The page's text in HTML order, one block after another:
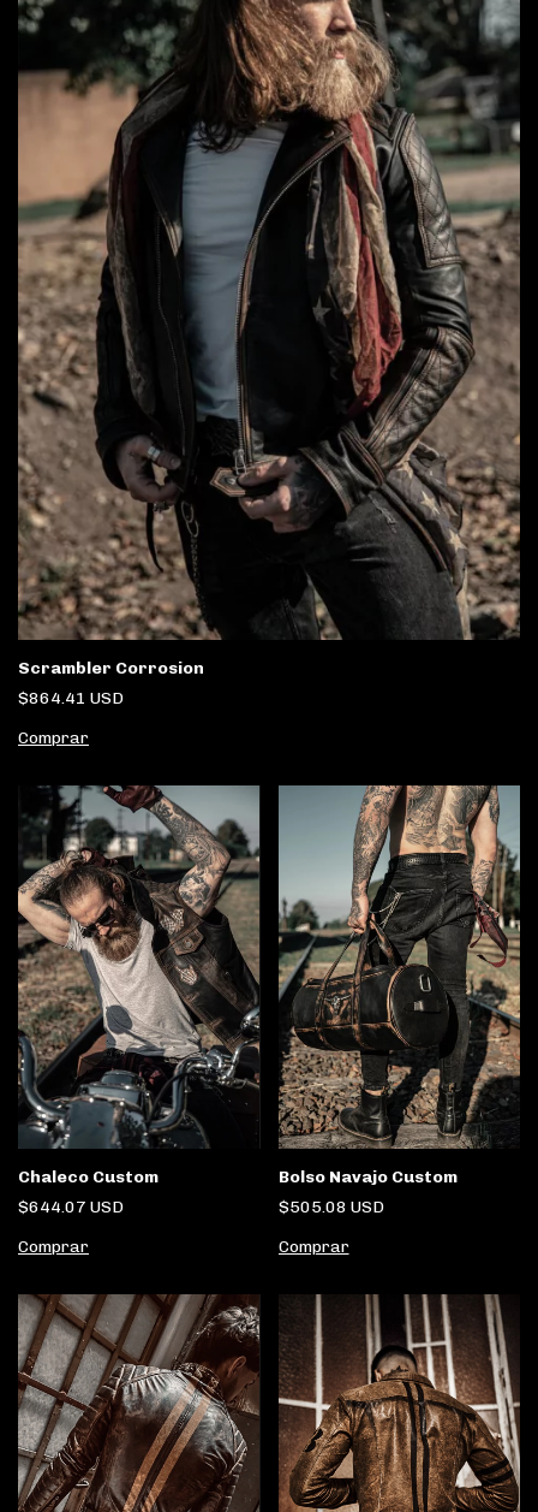
Scrambler Corrosion
$864.41 USD
Comprar
Chaleco Custom
$644.07 USD
Comprar
Bolso Navajo Custom
$505.08 USD
Comprar